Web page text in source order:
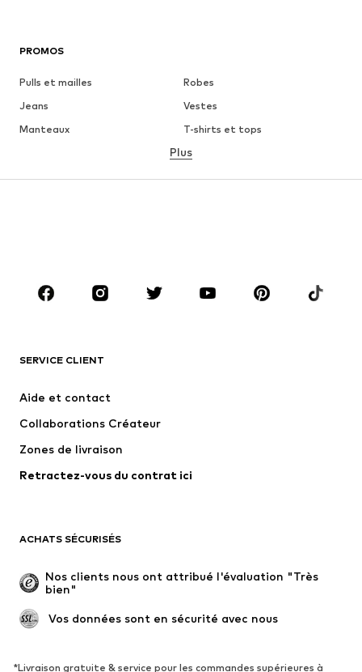
PROMOS
Pulls et mailles
Robes
Jeans
Vestes
Manteaux
T-shirts et tops
Lingerie
Jupes
Blouses et tuniques
Accessoires
Premium
Nouveautés
Lingerie
Manteaux
Jupes
Occasions spéciales
Exclusif
Remise à neuf
Nouveautés Tendance
Plus
SERVICE CLIENT
Aide et contact
Collaborations Créateur
Zones de livraison
Retractez-vous du contrat ici
ACHATS SÉCURISÉS
Nos clients nous ont attribué l'évaluation "Très
bien"
Vos données sont en sécurité avec nous
*Livraison gratuite & service pour les commandes supérieures à